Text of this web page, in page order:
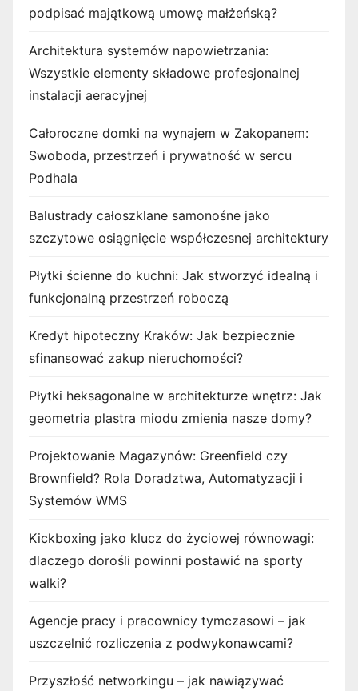
podpisać majątkową umowę małżeńską?
Architektura systemów napowietrzania:
Wszystkie elementy składowe profesjonalnej
instalacji aeracyjnej
Całoroczne domki na wynajem w Zakopanem:
Swoboda, przestrzeń i prywatność w sercu
Podhala
Balustrady całoszklane samonośne jako
szczytowe osiągnięcie współczesnej architektury
Płytki ścienne do kuchni: Jak stworzyć idealną i
funkcjonalną przestrzeń roboczą
Kredyt hipoteczny Kraków: Jak bezpiecznie
sfinansować zakup nieruchomości?
Płytki heksagonalne w architekturze wnętrz: Jak
geometria plastra miodu zmienia nasze domy?
Projektowanie Magazynów: Greenfield czy
Brownfield? Rola Doradztwa, Automatyzacji i
Systemów WMS
Kickboxing jako klucz do życiowej równowagi:
dlaczego dorośli powinni postawić na sporty
walki?
Agencje pracy i pracownicy tymczasowi – jak
uszczelnić rozliczenia z podwykonawcami?
Przyszłość networkingu – jak nawiązywać